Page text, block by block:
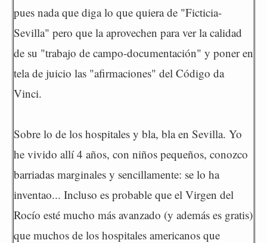
pues nada que diga lo que quiera de "Ficticia-
Sevilla" pero que la aprovechen para ver la calidad
de su "trabajo de campo-documentación" y poner en
tela de juicio las "afirmaciones" del Código da
Vinci.
Sobre lo de los hospitales y bla, bla en Sevilla. Yo
he vivido allí 4 años, con niños pequeños, conozco
barriadas marginales y sencillamente: se lo ha
inventao... Incluso es probable que el Virgen del
Rocío esté mucho más avanzado (y además es gratis)
que muchos de los hospitales americanos que